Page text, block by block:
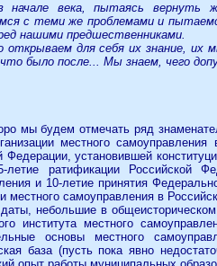
начале века, пытаясь вернуть
с теми же проблемами и
нашими предшественниками.
для себя их знание, их
было после... Мы знаем, чего
мы будем отмечать ряд
местного
Федерации, установившей
летие ратификации Российской
и 10-летие принятия
местного самоуправления в
небольшие в
института местного
основы местного
база (пусть пока явно